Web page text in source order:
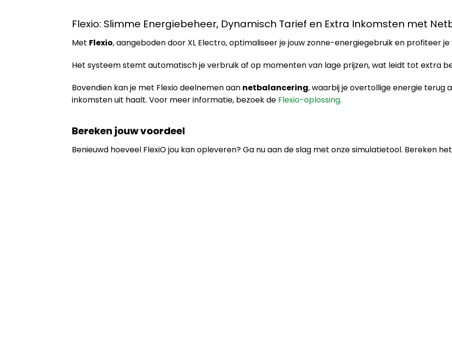
Flexio: Slimme Energiebeheer, Dynamisch Tarief en Extra Inkomsten met
Met Flexio, aangeboden door XL Electro, optimaliseer je jouw zonne-energiegebruik en profiteer
Het systeem stemt automatisch je verbruik af op momenten van lage prijzen, wat leidt tot extra
Bovendien kan je met Flexio deelnemen aan netbalancering, waarbij je overtollige energie terug
inkomsten uit haalt. Voor meer informatie, bezoek de Flexio-oplossing.
Bereken jouw voordeel
Benieuwd hoeveel FlexiO jou kan opleveren? Ga nu aan de slag met onze simulatietool. Bereken